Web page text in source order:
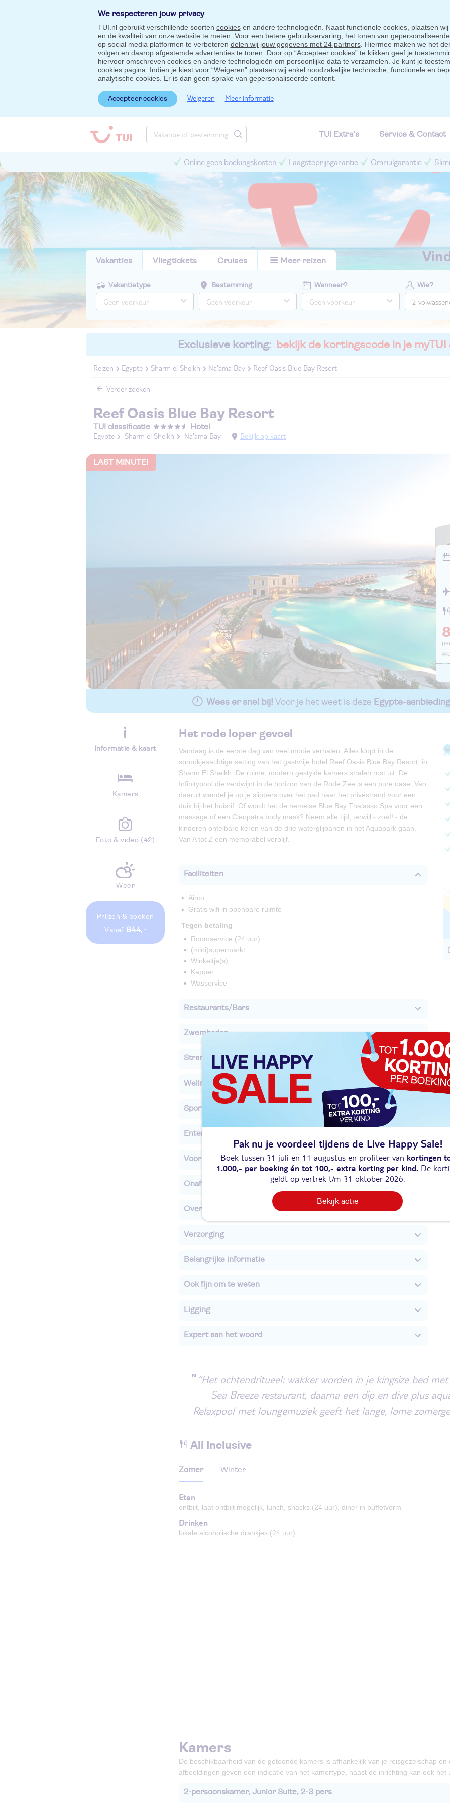
We respecteren jouw privacy
TUI.nl gebruikt verschillende soorten cookiesen andere technologieën. Naast functionele cookies, plaatsen
en de kwaliteit van onze website te meten. Voor een betere gebruikservaring, het tonen van
op social media platformen te verbeteren delen wij jouw gegevens met 24 partners. Hiermee maken we het
volgen en daarop afgestemde advertenties te tonen. Door op “Accepteer cookies” te klikken geef je
hiervoor omschreven cookies en andere technologieën om persoonlijke data te verzamelen. Je kunt je
cookies pagina . Indien je kiest voor “Weigeren” plaatsen wij enkel noodzakelijke technische, functionele en
analytische cookies. Er is dan geen sprake van gepersonaliseerde content.
Accepteer cookies Weigeren Meer informatie
TUI Extra's Service & Contact
Online geen boekingskosten Laagsteprijsgarantie Omruilgarantie
Vakanties Vliegtickets Cruises Meer reizen
Vakantietype Bestemming Wanneer? Wie?
Exclusieve korting: bekijk de kortingscode in je
Reizen Egypte Sharm el Sheikh Na'ama Bay Reef Oasis Blue Bay Resort
Verder zoeken
Reef Oasis Blue Bay Resort
TUI classificatie Hotel
Egypte Sharm el Sheikh Na'ama Bay Bekijk op kaart
LAST MINUTE!
Wees er snel bij! Voor je het weet is deze Egypte-aanbieding
Informatie & kaart
Kamers
Foto & video (42)
Weer
Prijzen & boeken
vanaf 844,-
Het rode loper gevoel
Vandaag is de eerste dag van veel mooie verhalen. Alles klopt in de
sprookjesachtige setting van het gastvrije hotel Reef Oasis Blue Bay Resort, in
Sharm El Sheikh. De ruime, modern gestylde kamers stralen rust uit. De
Infinitypool die verdwijnt in de horizon van de Rode Zee is een pure oase. Van
daaruit wandel je op je slippers over het pad naar het privéstrand voor een
duik bij het huisrif. Of wordt het de hemelse Blue Bay Thalasso Spa voor een
massage of een Cleopatra body mask? Neem alle tijd, terwijl - zoef! - de
kinderen ontelbare keren van de drie waterglijbanen in het Aquapark gaan.
Van A tot Z een memorabel verblijf.
Faciliteiten
Airco
Gratis wifi in openbare ruimte
Tegen betaling
Roomservice (24 uur)
(mini)supermarkt
Winkeltje(s)
Kapper
Wasservice
Restaurants/Bars
Zwembaden
Strand
Wellness
Sport & Activiteiten
Entertainment
Voor de kinderen
Onafhankelijk duurzaamheidslabel
Overige informatie
Verzorging
Belangrijke informatie
Ook fijn om te weten
Ligging
Expert aan het woord
" “Het ochtendritueel: wakker worden in je kingsize bed
Sea Breeze restaurant, daarna een dip en dive plus
Relaxpool met loungemuziek geeft het lange, lome
All Inclusive
Zomer Winter
Eten
ontbijt, laat ontbijt mogelijk, lunch, snacks (24 uur), diner in buffetvorm
Drinken
lokale alcoholische drankjes (24 uur)
Kamers
De beschikbaarheid van de getoonde kamers is afhankelijk van je reisgezelschap
afbeeldingen geven een indicatie van het kamertype, naast de inrichting kan ook het
2-persoonskamer, Junior Suite, 2-3 pers
Pak nu je voordeel tijdens de Live Happy Sale!
Boek tussen 31 juli en 11 augustus en profiteer van kortingen
1.000,- per boeking én tot 100,- extra korting per kind. De
geldt op vertrek t/m 31 oktober 2026.
Bekijk actie